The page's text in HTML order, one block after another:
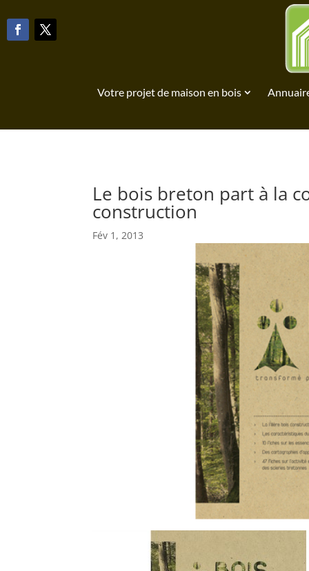
Votre projet de maison en bois
Le bois breton part à la
construction
Fév 1, 2013